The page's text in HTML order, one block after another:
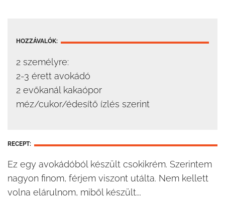
HOZZÁVALÓK:
2 személyre:
2-3 érett avokádó
2 evőkanál kakaópor
méz/cukor/édesítő ízlés szerint
RECEPT:
Ez egy avokádóból készült csokikrém. Szerintem
nagyon finom, férjem viszont utálta. Nem kellett
volna elárulnom, miből készült….